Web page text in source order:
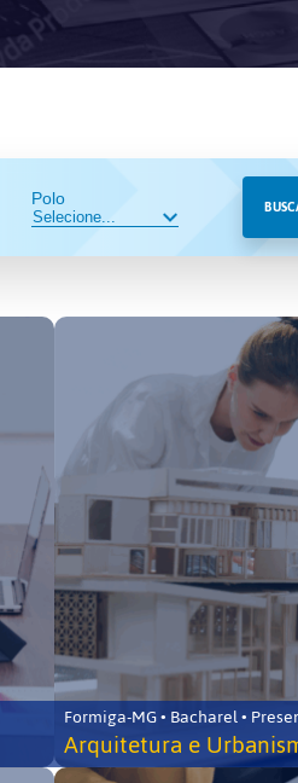
Polo
Formiga-MG • Bacharel •
Arquitetura e